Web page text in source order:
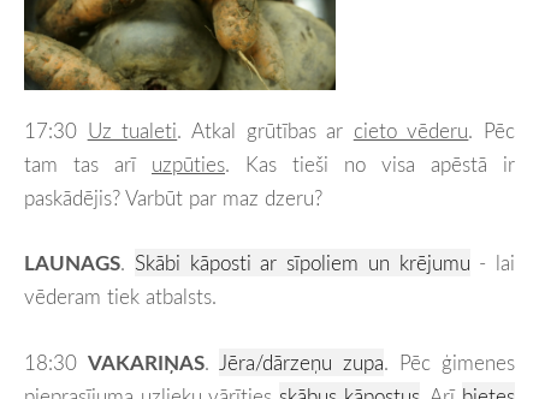
17:30 Uz tualeti. Atkal grūtības ar cieto vēderu. Pēc
tam tas arī uzpūties. Kas tieši no visa apēstā ir
paskādējis? Varbūt par maz dzeru?
LAUNAGS. Skābi kāposti ar sīpoliem un krējumu - lai
vēderam tiek atbalsts.
18:30 VAKARIŅAS. Jēra/dārzeņu zupa. Pēc ģimenes